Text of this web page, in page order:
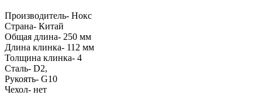
Производитель- Нокс
Страна- Китай
Oбщая длина- 250 мм
Длина клинка- 112 мм
Толщина клинка- 4
Сталь- D2,
Рукоять- G10
Чехол- нет